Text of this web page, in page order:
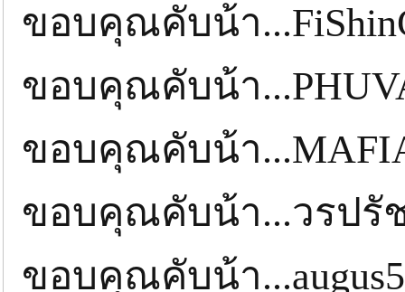
ขอบคุณคับน้า
ขอบคุณคับน้า
ขอบคุณคับน้า
ขอบคุณคับน้า...วรป
ขอบคุณคับน้า